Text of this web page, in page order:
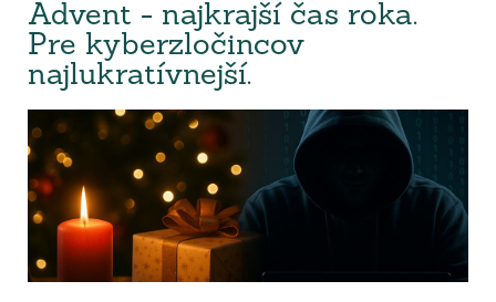
Advent - najkrajší čas roka.
Pre kyberzločincov
najlukratívnejší.